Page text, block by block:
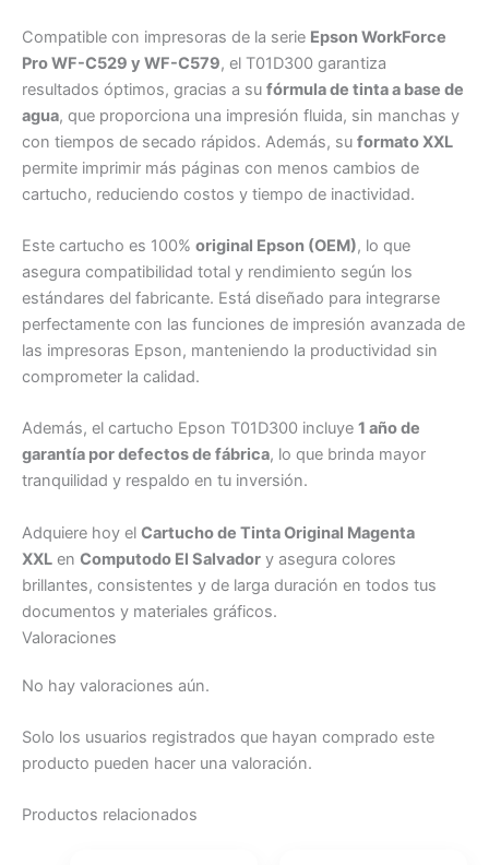
Compatible con impresoras de la serie Epson WorkForce
Pro WF-C529 y WF-C579, el T01D300 garantiza
resultados óptimos, gracias a su fórmula de tinta a base de
agua, que proporciona una impresión fluida, sin manchas y
con tiempos de secado rápidos. Además, su formato XXL
permite imprimir más páginas con menos cambios de
cartucho, reduciendo costos y tiempo de inactividad.
Este cartucho es 100% original Epson (OEM), lo que
asegura compatibilidad total y rendimiento según los
estándares del fabricante. Está diseñado para integrarse
perfectamente con las funciones de impresión avanzada de
las impresoras Epson, manteniendo la productividad sin
comprometer la calidad.
Además, el cartucho Epson T01D300 incluye 1 año de
garantía por defectos de fábrica, lo que brinda mayor
tranquilidad y respaldo en tu inversión.
Adquiere hoy el Cartucho de Tinta Original Magenta
XXL en Computodo El Salvador y asegura colores
brillantes, consistentes y de larga duración en todos tus
documentos y materiales gráficos.
Valoraciones
No hay valoraciones aún.
Solo los usuarios registrados que hayan comprado este
producto pueden hacer una valoración.
Productos relacionados